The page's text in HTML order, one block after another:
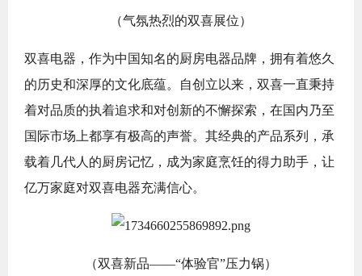
（气氛热烈的双喜展位）
双喜电器，作为中国知名的厨房电器品牌，拥有着悠久
的历史和深厚的文化底蕴。自创立以来，双喜一直秉持
着对品质的执着追求和对创新的不懈探索，在国内乃至
国际市场上都享有极高的声誉。其经典的产品系列，承
载着几代人的厨房记忆，成为家庭烹饪的得力助手，让
亿万家庭对双喜电器充满信心。
（双喜新品——“体验官”压力锅）